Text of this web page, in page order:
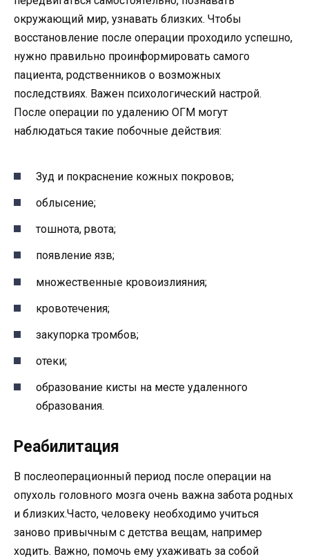
окружающий мир, узнавать близких. Чтобы
восстановление после операции проходило успешно,
нужно правильно проинформировать самого
пациента, родственников о возможных
последствиях. Важен психологический настрой.
После операции по удалению ОГМ могут
наблюдаться такие побочные действия:
Зуд и покраснение кожных покровов;
облысение;
тошнота, рвота;
появление язв;
множественные кровоизлияния;
кровотечения;
закупорка тромбов;
отеки;
образование кисты на месте удаленного
образования.
Реабилитация
В послеоперационный период после операции на
опухоль головного мозга очень важна забота родных
и близких.Часто, человеку необходимо учиться
заново привычным с детства вещам, например
ходить. Важно, помочь ему ухаживать за собой